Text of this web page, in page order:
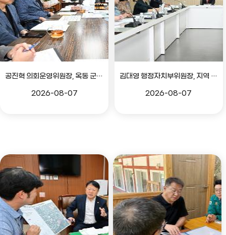
공진혁 의회운영위원장, 옥동 군부대 이전지 양동마을 주민지원사업 점검
2026-08-07
김대영 행정자치부위원장, 지역 현안 의견 청취 간담회
2026-08-07